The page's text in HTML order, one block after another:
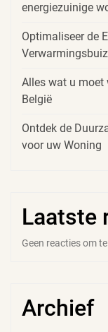
energiezuinige
Optimaliseer de
Alles wat u moet
België
Ontdek de
voor uw Woning
Laatste
Geen reacties om
Archief